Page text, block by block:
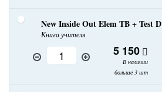
New Inside Out Elem TB + Test D
Книга учителя
5 150
В наличии
больше 3 шт